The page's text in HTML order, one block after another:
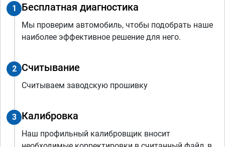
1 Бесплатная диагностика
Мы проверим автомобиль, чтобы подобрать наше
наиболее эффективное решение для него.
2 Считывание
Считываем заводскую прошивку
3 Калибровка
Наш профильный калибровщик вносит